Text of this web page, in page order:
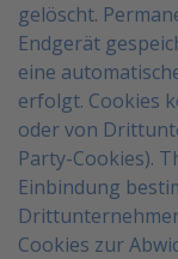
gelöscht.
Endgerät
eine
erfolgt. Cookies
oder von
Party-Cookies).
Einbindung
Cookies zur